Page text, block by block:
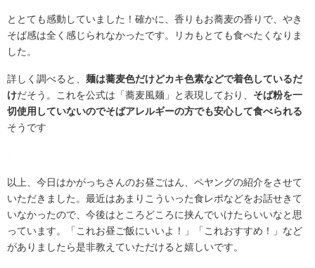
ととても感動していました！確かに、香りもお蕎麦の香りで、やき
そば感は全く感じられなかったです。リカもとても食べたくなりま
した。
詳しく調べると、 麺は蕎麦色だけどカキ色素などで着色しているだ
けだそう。これを公式は「蕎麦風麺」と表現しており、 そば粉を一
切使用していないのでそばアレルギーの方でも安心して食べられる
そうです
以上、今日はかがっちさんのお昼ごはん、ペヤングの紹介をさせて
いただきました。最近はあまりこういった食レポなどをお話せきて
いなかったので、今後はところどころに挟んでいけたらいいなと思
っています。「これお昼ご飯にいいよ！」「これおすすめ！」など
がありましたら是非教えていただけると嬉しいです。